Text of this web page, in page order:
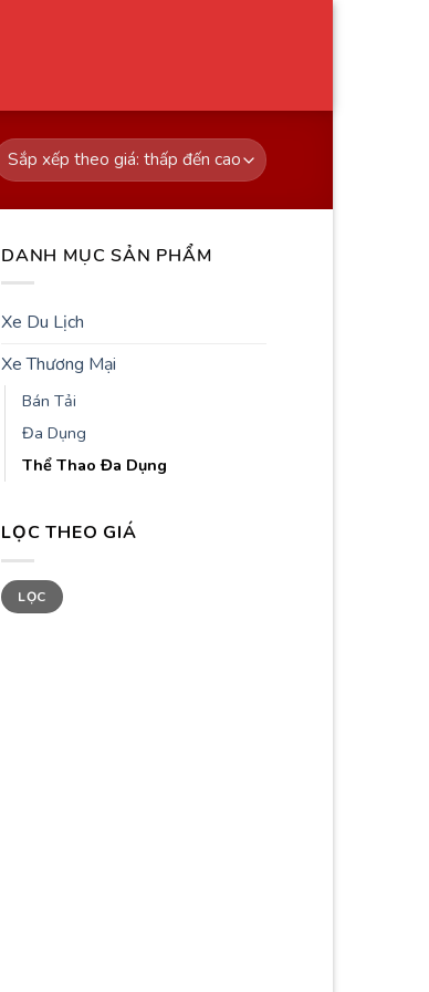
DANH MỤC SẢN PHẨM
Xe Du Lịch
Xe Thương Mại
Bán Tải
Đa Dụng
Thể Thao Đa Dụng
LỌC THEO GIÁ
Giá
tối
thiểu
Giá
tối
đa
LỌC